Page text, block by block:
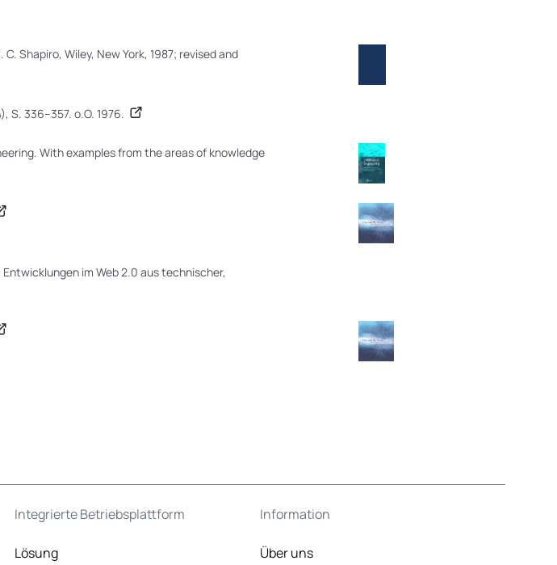
Shapiro, Wiley, New York, 1987; revised and
S. 336–357. o.O. 1976.
With examples from the areas of knowledge
im Web 2.0 aus technischer,
Integrierte Betriebsplattform
Lösung
Information
Über uns